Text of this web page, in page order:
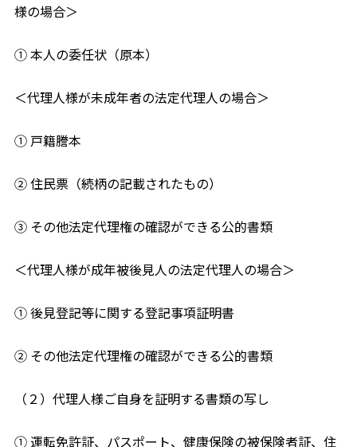
様の場合＞
① 本人の委任状（原本）
＜代理人様が未成年者の法定代理人の場合＞
① 戸籍謄本
② 住民票（続柄の記載されたもの）
③ その他法定代理権の確認ができる公的書類
＜代理人様が成年被後見人の法定代理人の場合＞
① 後見登記等に関する登記事項証明書
② その他法定代理権の確認ができる公的書類
（２）代理人様ご自身を証明する書類の写し
① 運転免許証、パスポート、健康保険の被保険者証、住